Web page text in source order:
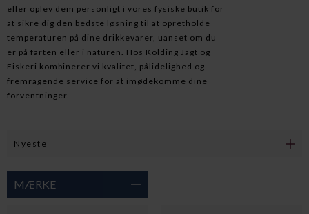
eller oplev dem personligt i vores fysiske butik for
at sikre dig den bedste løsning til at opretholde
temperaturen på dine drikkevarer, uanset om du
er på farten eller i naturen. Hos Kolding Jagt og
Fiskeri kombinerer vi kvalitet, pålidelighed og
fremragende service for at imødekomme dine
forventninger.
MÆRKE